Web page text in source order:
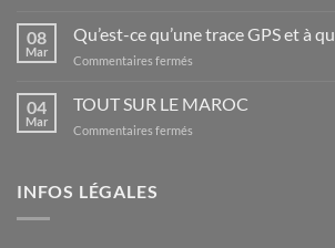
FICHIER
GARMIN
08
Mar
Qu’est-ce qu’une trace GPS et à
Commentaires fermés
ce
04
Mar
TOUT SUR LE MAROC
Commentaires fermés
INFOS LÉGALES